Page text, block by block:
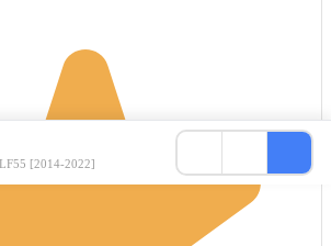
[2014-2022]